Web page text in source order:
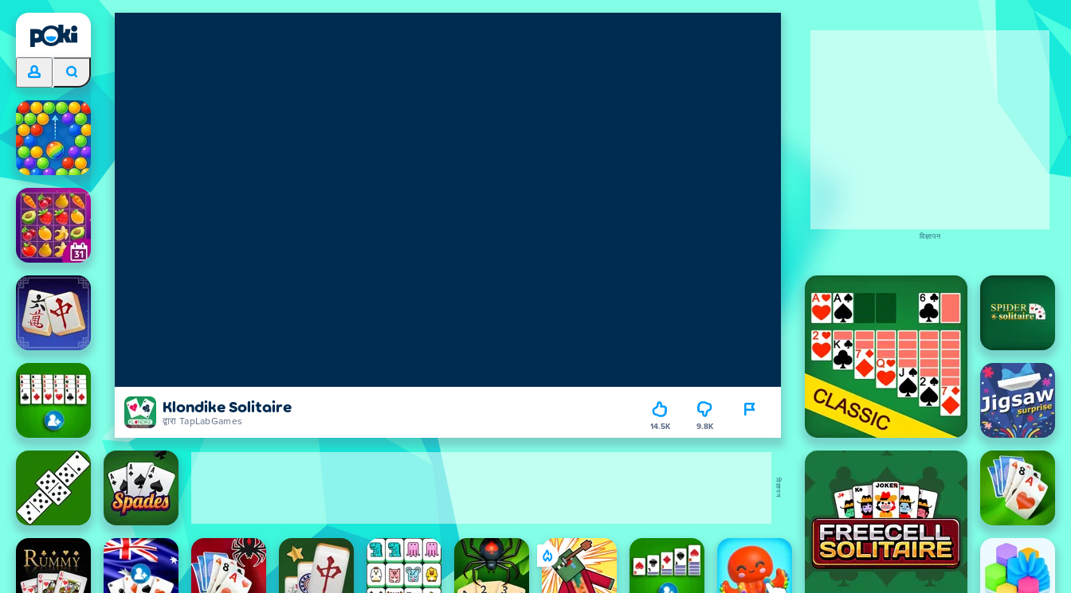
Klondike Solitaire
द्वारा TapLabGames 14.5K 9.8K
विज्ञापन
विज्ञापन